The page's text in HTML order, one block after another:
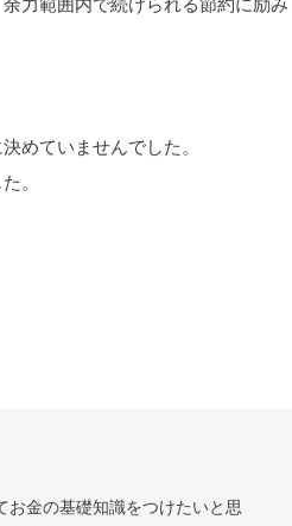
めていませんでした。
。
金の基礎知識をつけたいと思